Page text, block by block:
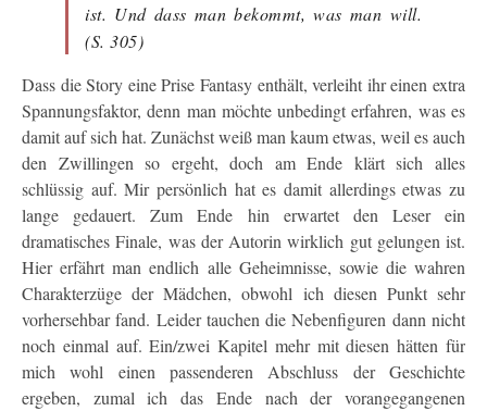
ist. Und dass man bekommt, was man will.
(S. 305)
Dass die Story eine Prise Fantasy enthält, verleiht ihr einen extra
Spannungsfaktor, denn man möchte unbedingt erfahren, was es
damit auf sich hat. Zunächst weiß man kaum etwas, weil es auch
den Zwillingen so ergeht, doch am Ende klärt sich alles
schlüssig auf. Mir persönlich hat es damit allerdings etwas zu
lange gedauert. Zum Ende hin erwartet den Leser ein
dramatisches Finale, was der Autorin wirklich gut gelungen ist.
Hier erfährt man endlich alle Geheimnisse, sowie die wahren
Charakterzüge der Mädchen, obwohl ich diesen Punkt sehr
vorhersehbar fand. Leider tauchen die Nebenfiguren dann nicht
noch einmal auf. Ein/zwei Kapitel mehr mit diesen hätten für
mich wohl einen passenderen Abschluss der Geschichte
ergeben, zumal ich das Ende nach der vorangegangenen